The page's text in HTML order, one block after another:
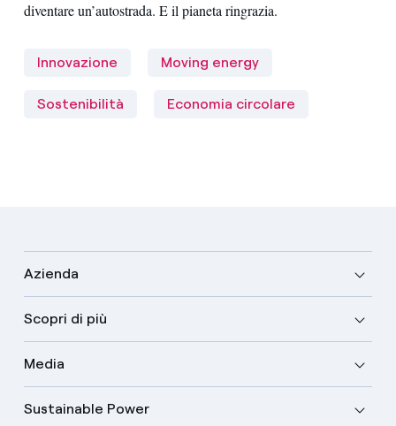
diventare un’autostrada. E il pianeta ringrazia.
Innovazione Moving energy
Sostenibilità Economia circolare
Azienda
Scopri di più
Media
Sustainable Power